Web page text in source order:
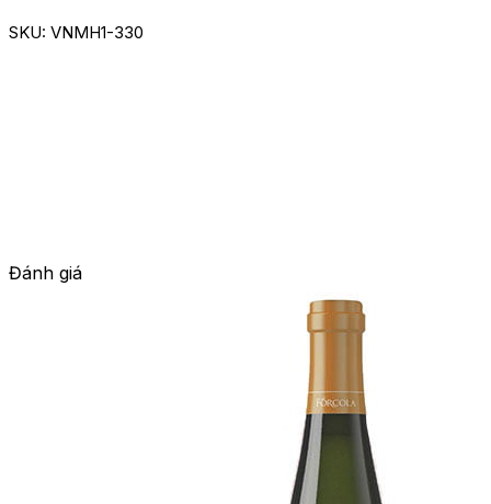
SKU: VNMH1-330
Đánh giá